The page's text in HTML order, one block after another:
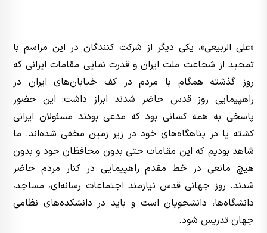
«علی الربیعی»، یکی دیگر از شرکت کنندگان در این مراسم با
تمجید از شجاعت ملت ایران و قدرت نمایی مقامات ایرانی که
روز گذشته همگام با مردم در کف خیابان‌های ایران در
راهپیمایی روز قدس حاضر شدند ابراز داشت: این حضور
پاسخی به همه کسانی بود که مدعی بودند مسئولان ایرانی
کشته یا در پناهگاه‌های خود در زیر زمین مخفی شده‌اند. ما
شاهد بودیم که این مقامات حتی بدون محافظان خود و بدون
هیچ مانعی در خط مقدم راهپیمایی در کنار مردم حاضر
شدند. روز جهانی قدس نیازمند اجتماعات رسانه‌ای، مساجد،
دانشگاه‌ها، دانشجویان است و باید در دانشکده‌های نظامی
جهان تدریس شود.